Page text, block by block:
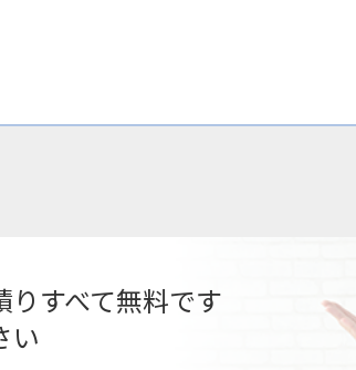
すべて無料です
い